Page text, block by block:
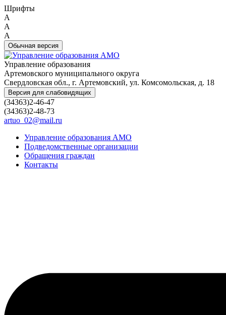
Шрифты
A
A
A
Обычная версия
Управление образования
Артемовского муниципального округа
Свердловская обл., г. Артемовский, ул. Комсомольская, д. 18
Версия для слабовидящих
(34363)2-46-47
(34363)2-48-73
artuo_02@mail.ru
Управление образования АМО
Подведомственные организации
Обращения граждан
Контакты